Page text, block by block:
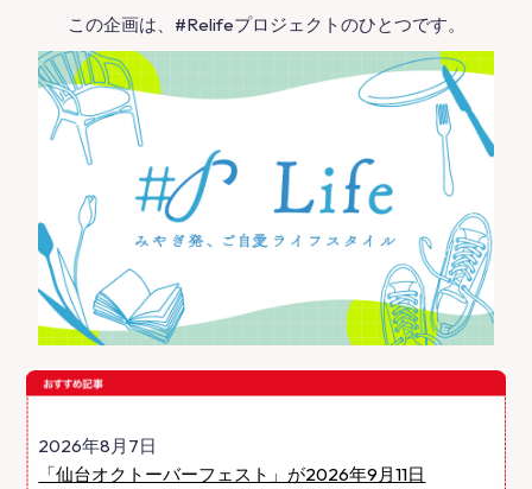
この企画は、#Relifeプロジェクトのひとつです。
2026年8月7日
「仙台オクトーバーフェスト」が2026年9月11日